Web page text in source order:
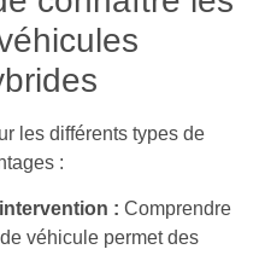
les différents types de
:
: Comprendre
véhicule permet des